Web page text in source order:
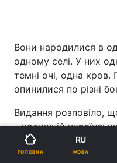
Вони народилися в
одному селі. У них
темні очі, одна кров.
опинилися по різні
Видання розповіло,
– колишній
якого взяли в полон
понад три роки в
ГОЛОВНА
RU
МОВА